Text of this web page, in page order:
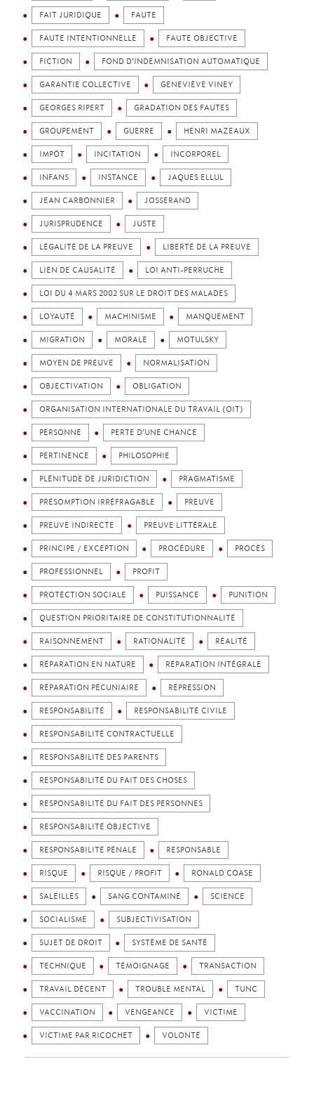
FAIT JURIDIQUE FAUTE
FAUTE INTENTIONNELLE FAUTE OBJECTIVE
FICTION FOND D’INDEMNISATION AUTOMATIQUE
GARANTIE COLLECTIVE GENEVIÈVE VINEY
GEORGES RIPERT GRADATION DES FAUTES
GROUPEMENT GUERRE HENRI MAZEAUX
IMPÔT INCITATION INCORPOREL
INFANS INSTANCE JAQUES ELLUL
JEAN CARBONNIER JOSSERAND
JURISPRUDENCE JUSTE
LÉGALITÉ DE LA PREUVE LIBERTÉ DE LA PREUVE
LIEN DE CAUSALITÉ LOI ANTI-PERRUCHE
LOI DU 4 MARS 2002 SUR LE DROIT DES MALADES
LOYAUTÉ MACHINISME MANQUEMENT
MIGRATION MORALE MOTULSKY
MOYEN DE PREUVE NORMALISATION
OBJECTIVATION OBLIGATION
ORGANISATION INTERNATIONALE DU TRAVAIL (OIT)
PERSONNE PERTE D’UNE CHANCE
PERTINENCE PHILOSOPHIE
PLÉNITUDE DE JURIDICTION PRAGMATISME
PRÉSOMPTION IRRÉFRAGABLE PREUVE
PREUVE INDIRECTE PREUVE LITTÉRALE
PRINCIPE / EXCEPTION PROCÉDURE PROCÈS
PROFESSIONNEL PROFIT
PROTECTION SOCIALE PUISSANCE PUNITION
QUESTION PRIORITAIRE DE CONSTITUTIONNALITÉ
RAISONNEMENT RATIONALITÉ RÉALITÉ
RÉPARATION EN NATURE RÉPARATION INTÉGRALE
RÉPARATION PÉCUNIAIRE RÉPRESSION
RESPONSABILITÉ RESPONSABILITÉ CIVILE
RESPONSABILITÉ CONTRACTUELLE
RESPONSABILITÉ DES PARENTS
RESPONSABILITÉ DU FAIT DES CHOSES
RESPONSABILITÉ DU FAIT DES PERSONNES
RESPONSABILITÉ OBJECTIVE
RESPONSABILITÉ PÉNALE RESPONSABLE
RISQUE RISQUE / PROFIT RONALD COASE
SALEILLES SANG CONTAMINÉ SCIENCE
SOCIALISME SUBJECTIVISATION
SUJET DE DROIT SYSTÈME DE SANTÉ
TECHNIQUE TÉMOIGNAGE TRANSACTION
TRAVAIL DÉCENT TROUBLE MENTAL TUNC
VACCINATION VENGEANCE VICTIME
VICTIME PAR RICOCHET VOLONTÉ